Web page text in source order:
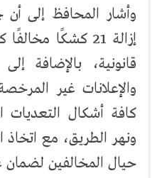
وأشار المحافظ إلى
إزالة 21 كشكًا
قانونية، بالإضافة
والإعلانات غير
كافة أشكال التعديات
ونهر الطريق، مع اتخاذ
حيال المخالفين لضمان